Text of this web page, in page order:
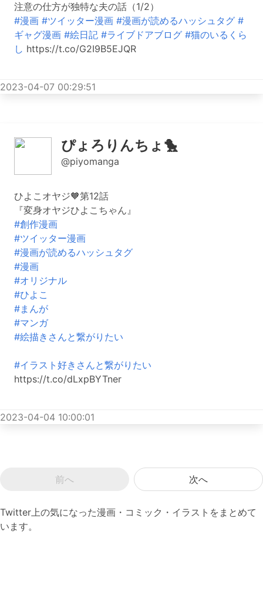
注意の仕方が独特な夫の話（1/2）
#漫画 #ツイッター漫画 #漫画が読めるハッシュタグ #
ギャグ漫画 #絵日記 #ライブドアブログ #猫のいるくら
し https://t.co/G2I9B5EJQR
2023-04-07 00:29:51
ぴょろりんちょ🐤
@piyomanga
ひよこオヤジ🧡第12話
『変身オヤジひよこちゃん』
#創作漫画
#ツイッター漫画
#漫画が読めるハッシュタグ
#漫画
#オリジナル
#ひよこ
#まんが
#マンガ
#絵描きさんと繋がりたい
#イラスト好きさんと繋がりたい
https://t.co/dLxpBYTner
2023-04-04 10:00:01
前へ 次へ
Twitter上の気になった漫画・コミック・イラストをまとめて
います。